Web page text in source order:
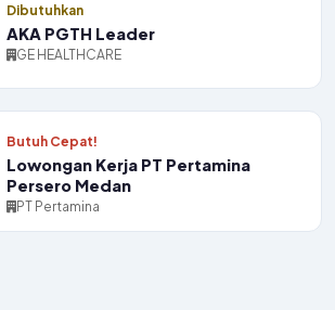
Dibutuhkan
AKA PGTH Leader
GE HEALTHCARE
Butuh Cepat!
Lowongan Kerja PT Pertamina
Persero Medan
PT Pertamina